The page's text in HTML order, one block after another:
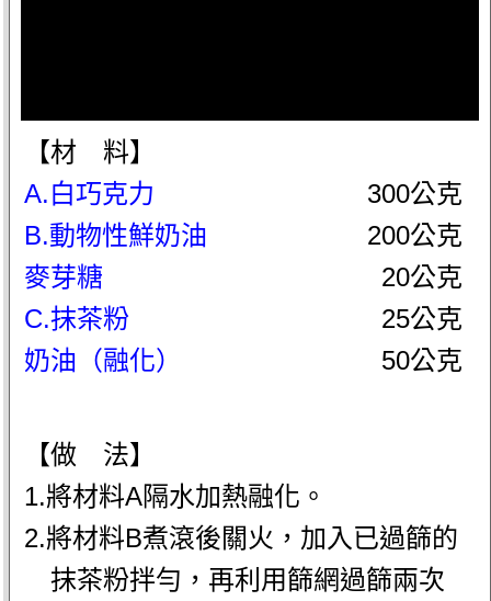
【材 料】
A.白巧克力
300公克
B.動物性鮮奶油
200公克
麥芽糖
20公克
C.抹茶粉
25公克
奶油（融化）
50公克
【做 法】
1.將材料A隔水加熱融化。
2.將材料B煮滾後關火，加入已過篩的
抹茶粉拌勻，再利用篩網過篩兩次